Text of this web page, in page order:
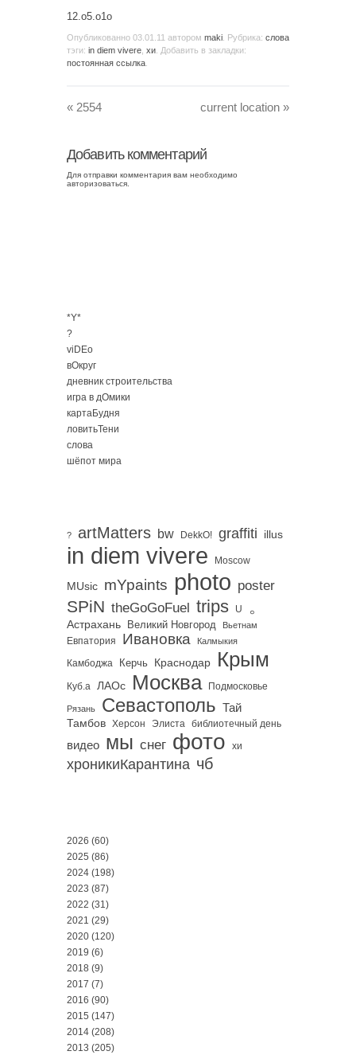
12.о5.о1о
Опубликованно 03.01.11 автором maki . Рубрика: слова
тэги: in diem vivere хи . Добавить в закладки:
постоянная ссылка
« 2554 current location »
Добавить комментарий
Для отправки комментария вам необходимо
авторизоваться
*Y*
?
viDEo
вОкруг
дневник строительства
игра в дОмики
картаБудня
ловитьТени
слова
шёпот мира
? artMatters bw DekkO! graffiti illus
in diem vivere Moscow
MUsic mYpaints photo poster
SPiN theGoGoFuel trips U 。
Астрахань Великий Новгород Вьетнам
Евпатория Ивановка Калмыкия
Камбоджа Керчь Краснодар Крым
Куб.а ЛАОс Москва Подмосковье
Рязань Севастополь Тай
Тамбов Херсон Элиста библиотечный день
видео мы снег фото хи
хроникиКарантина чб
2026 (60)
2025 (86)
2024 (198)
2023 (87)
2022 (31)
2021 (29)
2020 (120)
2019 (6)
2018 (9)
2017 (7)
2016 (90)
2015 (147)
2014 (208)
2013 (205)